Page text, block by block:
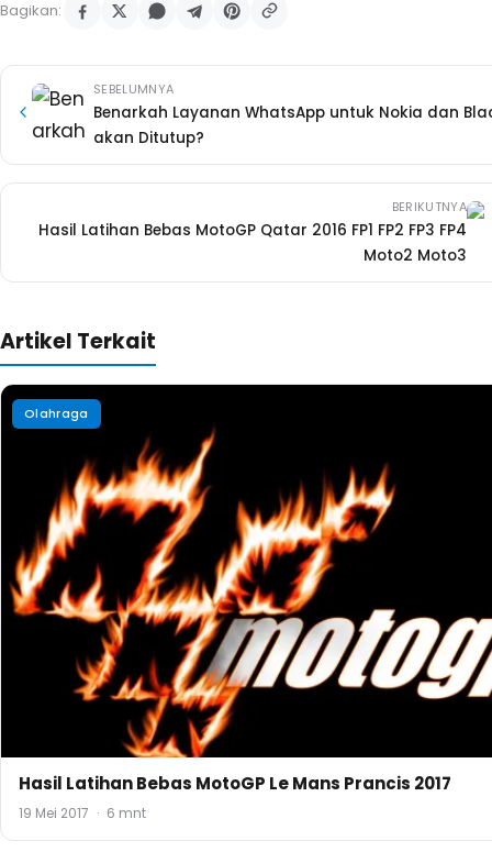
Hasil Latihan Bebas MotoGP Le Mans Prancis 2017
Olahraga
Klasemen F1 2016 Terbaru
28 November 2016 · 2 mnt